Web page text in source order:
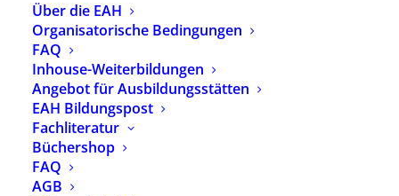
Über die EAH
Organisatorische Bedingungen
FAQ
Inhouse-Weiterbildungen
Angebot für Ausbildungsstätten
EAH Bildungspost
Fachliteratur
Büchershop
FAQ
AGB
Fachzeitschrift
„heilpaedagogik.de“ –
Ausgabe 03/2018
6,50€
inkl. 7 % MwSt.